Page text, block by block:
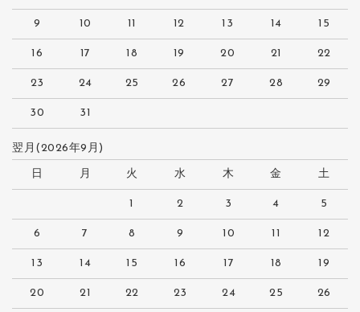
9 10 11 12 13 14 15
16 17 18 19 20 21 22
23 24 25 26 27 28 29
30 31
翌月(2026年9月)
日 月 火 水 木 金 土
1 2 3 4 5
6 7 8 9 10 11 12
13 14 15 16 17 18 19
20 21 22 23 24 25 26